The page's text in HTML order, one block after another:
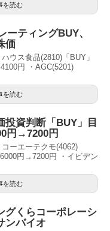
を読む
ーティングBUY、
価
ウス食品(2810)「BUY」
円 ・AGC(5201)
を読む
投資判断「BUY」目
円→7200円
ーエーテクモ(4062)
円→7200円 ・イビデン
を読む
グくらコーポレーシ
ンバイオ